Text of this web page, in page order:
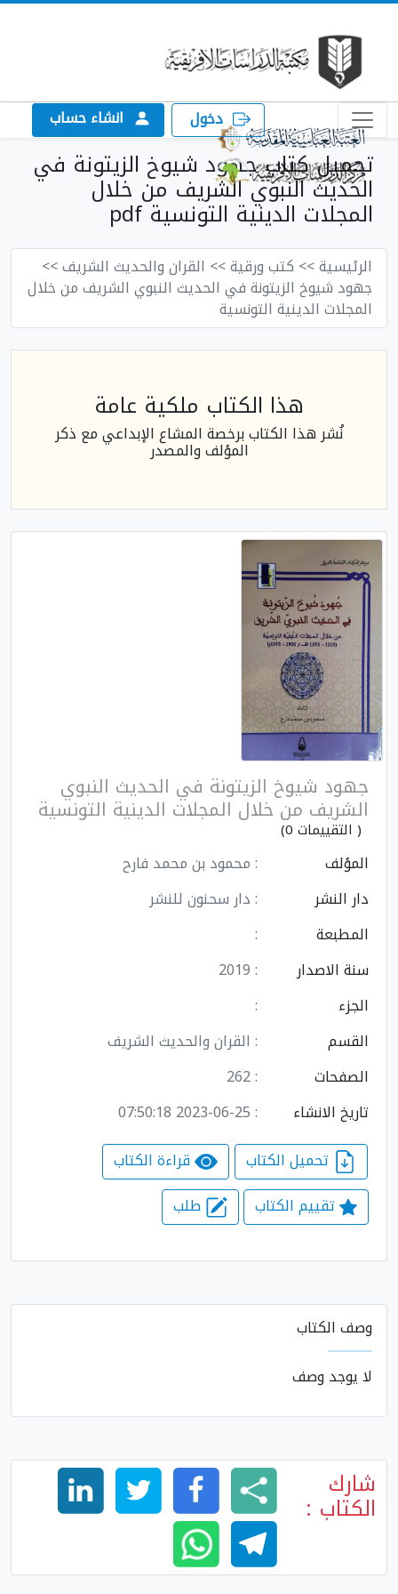
دخول انشاء حساب
تحميل كتاب جهود شيوخ الزيتونة في
الحديث النبوي الشريف من خلال
المجلات الدينية التونسية pdf
الرئيسية>> كتب ورقية>> القران والحديث الشريف>>
جهود شيوخ الزيتونة في الحديث النبوي الشريف من خلال
المجلات الدينية التونسية
هذا الكتاب ملكية عامة
نُشر هذا الكتاب برخصة المشاع الإبداعي مع ذكر
المؤلف والمصدر
جهود شيوخ الزيتونة في الحديث النبوي
الشريف من خلال المجلات الدينية التونسية
( التقييمات 0)
المؤلف
: محمود بن محمد فارح
دار النشر
: دار سحنون للنشر
المطبعة
:
سنة الاصدار
: 2019
الجزء
:
القسم
: القران والحديث الشريف
الصفحات
: 262
تاريخ الانشاء
: 2023-06-25 07:50:18
قراءة الكتاب
تقييم الكتاب
طلب
وصف الكتاب
لا يوجد وصف
شارك
الكتاب :